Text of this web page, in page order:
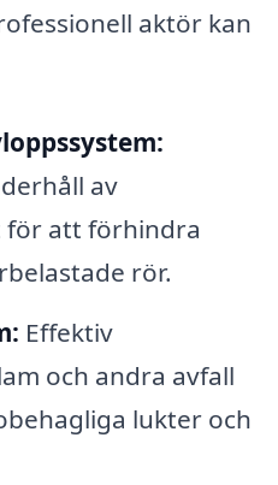
aktör kan
av
för att förhindra
rör.
Effektiv
och andra avfall
lukter och